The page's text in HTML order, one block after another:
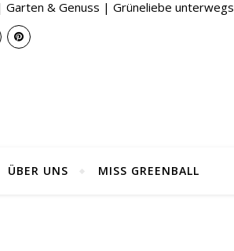
& Genuss | Grüneliebe unterwegs
ÜBER UNS MISS GREENBALL